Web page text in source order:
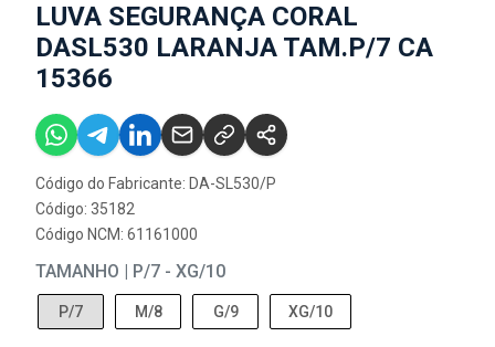
LUVA SEGURANÇA CORAL
DASL530 LARANJA TAM.P/7 CA
15366
Código do Fabricante: DA-SL530/P
Código: 35182
Código NCM: 61161000
TAMANHO | P/7 - XG/10
P/7 M/8 G/9 XG/10